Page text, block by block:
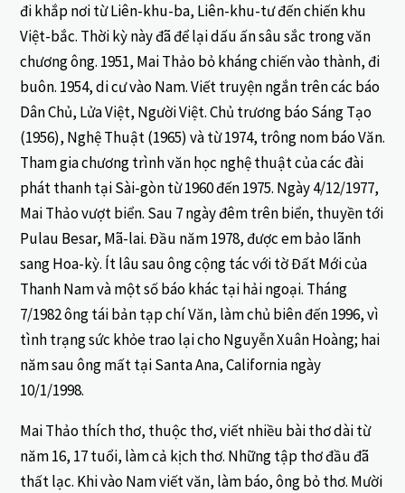
đi khắp nơi từ Liên-khu-ba, Liên-khu-tư đến chiến khu
Việt-bắc. Thời kỳ này đã để lại dấu ấn sâu sắc trong văn
chương ông. 1951, Mai Thảo bỏ kháng chiến vào thành, đi
buôn. 1954, di cư vào Nam. Viết truyện ngắn trên các báo
Dân Chủ, Lửa Việt, Người Việt. Chủ trương báo Sáng Tạo
(1956), Nghệ Thuật (1965) và từ 1974, trông nom báo Văn.
Tham gia chương trình văn học nghệ thuật của các đài
phát thanh tại Sài-gòn từ 1960 đến 1975. Ngày 4/12/1977,
Mai Thảo vượt biển. Sau 7 ngày đêm trên biển, thuyền tới
Pulau Besar, Mã-lai. Đầu năm 1978, được em bảo lãnh
sang Hoa-kỳ. Ít lâu sau ông cộng tác với tờ Đất Mới của
Thanh Nam và một số báo khác tại hải ngoại. Tháng
7/1982 ông tái bản tạp chí Văn, làm chủ biên đến 1996, vì
tình trạng sức khỏe trao lại cho Nguyễn Xuân Hoàng; hai
năm sau ông mất tại Santa Ana, California ngày
10/1/1998.
Mai Thảo thích thơ, thuộc thơ, viết nhiều bài thơ dài từ
năm 16, 17 tuổi, làm cả kịch thơ. Những tập thơ đầu đã
thất lạc. Khi vào Nam viết văn, làm báo, ông bỏ thơ. Mười